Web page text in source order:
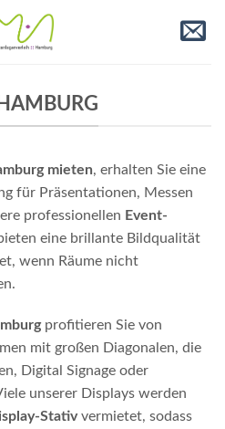
mieten, erhalten Sie eine
für Präsentationen, Messen
professionellen Event-
eine brillante Bildqualität
wenn Räume nicht
profitieren Sie von
mit großen Diagonalen, die
Digital Signage oder
unserer Displays werden
Stativvermietet, sodass